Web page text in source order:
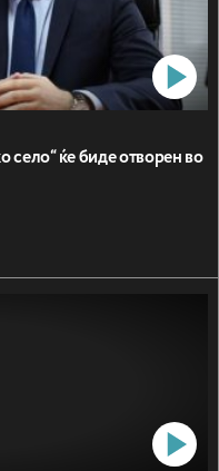
село“ ќе биде отворен во